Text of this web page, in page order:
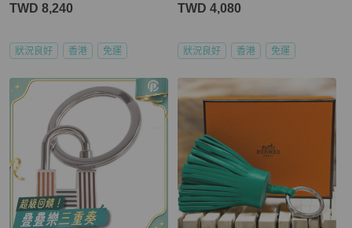
TWD 8,240
狀況良好 香港 免運
TWD 4,080
狀況良好 香港 免運